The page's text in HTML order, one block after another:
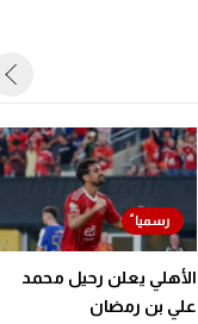
الأهلي يعلن رحيل محمد
علي بن رمضان